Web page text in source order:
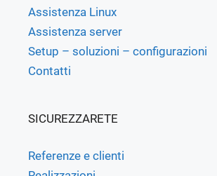
Assistenza Linux
Assistenza server
Setup – soluzioni – configurazioni
Contatti
SICUREZZARETE
Referenze e clienti